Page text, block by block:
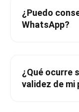
¿Puedo
WhatsApp?
¿Qué ocurre
validez de mi